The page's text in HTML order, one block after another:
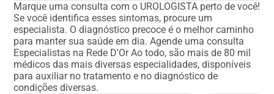
Marque uma consulta com o UROLOGISTA perto de você!
Se você identifica esses sintomas, procure um
especialista. O diagnóstico precoce é o melhor caminho
para manter sua saúde em dia.Agende uma consulta
Especialistas na Rede D'OrAo todo, são mais de 80 mil
médicos das mais diversas especialidades, disponíveis
para auxiliar no tratamento e no diagnóstico de
condições diversas.